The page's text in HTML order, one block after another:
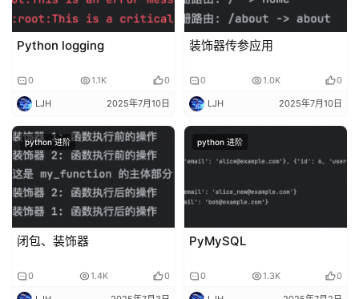
公
有
云
业
实
战
项
目
Python logging
0 1.1K 0
LJH 2025年7月10日
装饰器传参应用
0 1.0K 0
LJH 2025年7月10日
python 进阶
闭包、装饰器
0 1.4K 0
python 进阶
PyMySQL
0 1.3K 0